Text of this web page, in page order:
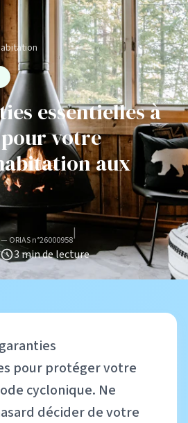
essentielles à
votre
aux
ORIAS n°26000958
|
3 min de lecture
pour protéger votre
cyclonique. Ne
décider de votre